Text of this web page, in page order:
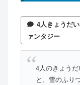
4人きょうだ
ァンタジー
4人のきょう
と、雪のふり